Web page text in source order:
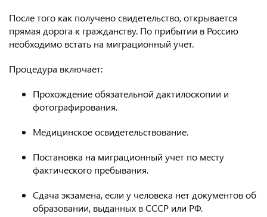
После того как получено свидетельство, открывается
прямая дорога к гражданству. По прибытии в Россию
необходимо встать на миграционный учет.
Процедура включает:
Прохождение обязательной дактилоскопии и
фотографирования.
Медицинское освидетельствование.
Постановка на миграционный учет по месту
фактического пребывания.
Сдача экзамена, если у человека нет документов об
образовании, выданных в СССР или РФ.